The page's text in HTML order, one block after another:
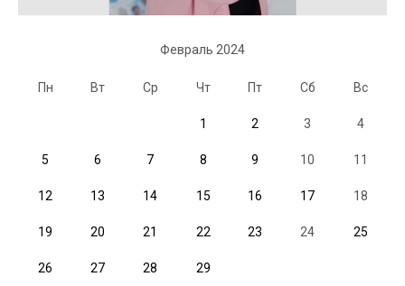
Февраль 2024
Пн Вт Ср Чт Пт Сб Вс
1 2 3 4
5 6 7 8 9 10 11
12 13 14 15 16 17 18
19 20 21 22 23 24 25
26 27 28
29